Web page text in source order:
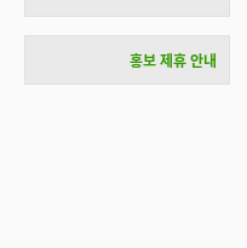
홍보 제휴 안내